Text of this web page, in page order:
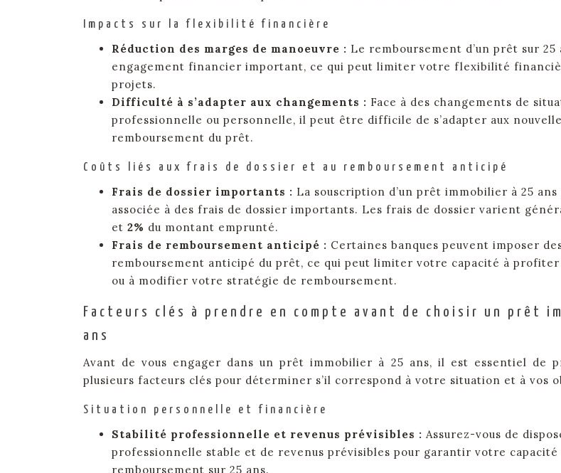
Impacts sur la flexibilité financière
Réduction des marges de manoeuvre : Le remboursement d’un prêt sur
engagement financier important, ce qui peut limiter votre flexibilité
projets.
Difficulté à s’adapter aux changements : Face à des changements de
professionnelle ou personnelle, il peut être difficile de s’adapter aux
remboursement du prêt.
Coûts liés aux frais de dossier et au remboursement anticipé
Frais de dossier importants : La souscription d’un prêt immobilier à 25
associée à des frais de dossier importants. Les frais de dossier varient
et 2% du montant emprunté.
Frais de remboursement anticipé : Certaines banques peuvent imposer
remboursement anticipé du prêt, ce qui peut limiter votre capacité à profiter
ou à modifier votre stratégie de remboursement.
Facteurs clés à prendre en compte avant de choisir un prêt
ans
Avant de vous engager dans un prêt immobilier à 25 ans, il est essentiel de
plusieurs facteurs clés pour déterminer s’il correspond à votre situation et à vos
Situation personnelle et financière
Stabilité professionnelle et revenus prévisibles : Assurez-vous de
professionnelle stable et de revenus prévisibles pour garantir votre capacité
remboursement sur 25 ans.